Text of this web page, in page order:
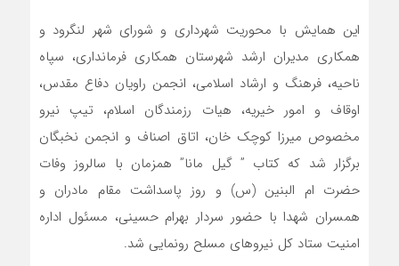
این همایش با محوریت شهرداری و شورای شهر لنگرود و
همکاری مدیران ارشد شهرستان همکاری فرمانداری، سپاه
ناحیه، فرهنگ و ارشاد اسلامی، انجمن راویان دفاع مقدس،
اوقاف و امور خیریه، هیات رزمندگان اسلام، تیپ نیرو
مخصوص میرزا کوچک خان، اتاق اصناف و انجمن نخبگان
برگزار شد که کتاب ” گیل مانا” همزمان با سالروز وفات
حضرت ام البنین (س) و روز پاسداشت مقام مادران و
همسران شهدا با حضور سردار بهرام حسینی، مسئول اداره
امنیت ستاد کل نیروهای مسلح رونمایی شد.